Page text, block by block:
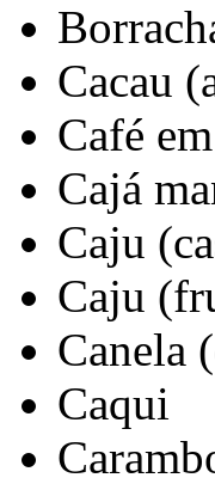
Cacau
Café
Cajá
Caju
Caju
Canela
Caqui